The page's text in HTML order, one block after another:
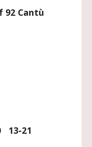
92 Cantù
13-21